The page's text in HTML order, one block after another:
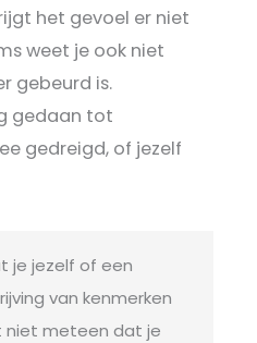
het gevoel er niet
weet je ook niet
gebeurd is.
gedaan tot
gedreigd, of jezelf
je jezelf of een
van kenmerken
niet meteen dat je